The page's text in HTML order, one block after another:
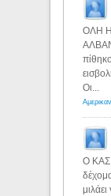
ΟΛΗ
Οι...
Ο